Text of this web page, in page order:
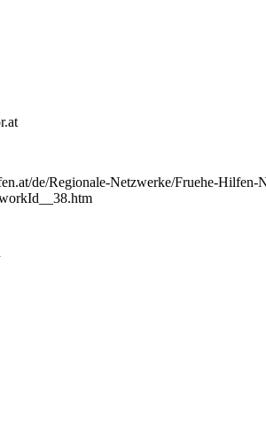
de/Regionale-Netzwerke/Fruehe-Hilfen-